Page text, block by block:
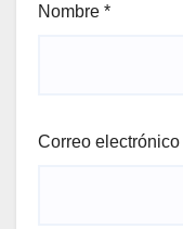
Nombre *
Correo electrónico